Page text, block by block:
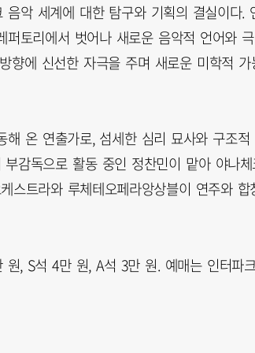
악 세계에 대한 탐구와 기획의 결실이다.
토리에서 벗어나 새로운 음악적 언어와
향에 신선한 자극을 주며 새로운 미학적 가
온 연출가로, 섬세한 심리 묘사와 구조적
감독으로 활동 중인 정찬민이 맡아 야나
스트라와 루체테오페라앙상블이 연주와 합
, S석 4만 원, A석 3만 원. 예매는 인터파